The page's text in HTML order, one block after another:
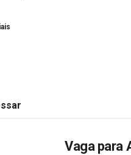
Vaga para